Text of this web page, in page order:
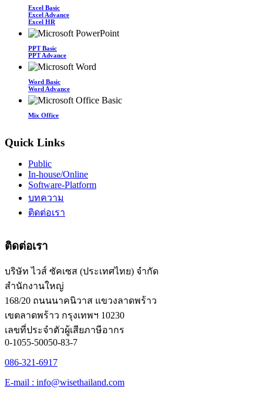
Excel Basic
Excel Advance
Excel HR
PPT Basic
PPT Advance
Word Basic
Word Advance
Mix Office
Quick Links
Public
In-house/Online
Software-Platform
บทความ
ติดต่อเรา
ติดต่อเรา
บริษัท ไวส์ ซัคเซส (ประเทศไทย) จำกัด
สำนักงานใหญ่
168/20 ถนนนาคนิวาส แขวงลาดพร้าว
เขตลาดพร้าว กรุงเทพฯ 10230
เลขที่ประจำตัวผู้เสียภาษีอากร
0-1055-50050-83-7
086-321-6917
E-mail : info@wisethailand.com